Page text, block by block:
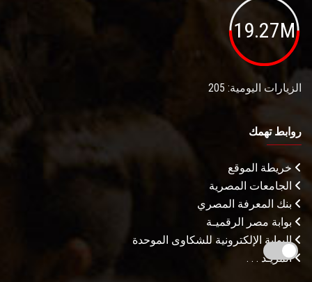
19.27M
الزيارات اليومية: 205
روابط تهمك
خريطة الموقع
الجامعات المصرية
بنك المعرفة المصري
بوابة مصر الرقميـة
البوابة الإلكترونية للشكاوى الموحدة
المزيـد . . .